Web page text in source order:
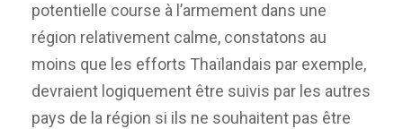
potentielle course à l’armement dans une
région relativement calme, constatons au
moins que les efforts Thaïlandais par exemple,
devraient logiquement être suivis par les autres
pays de la région si ils ne souhaitent pas être